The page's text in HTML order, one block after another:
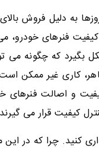
به دلیل فروش
فنرهای
که چگونه می
کاری غیر ممکن
و اصالت
کیفیت قرار می
کنید. چرا که در